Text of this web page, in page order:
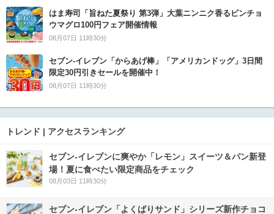
はま寿司「旨ねた夏祭り 第3弾」大葉ニンニク香るビンチョ
ウマグロ100円フェア開催情報
08月07日 11時30分
セブン‐イレブン「からあげ棒」「アメリカンドッグ」3日間
限定30円引きセールを開催中！
08月07日 11時30分
トレンド | アクセスランキング
セブン‐イレブンに爽やか「レモン」スイーツ＆パン新登
場！夏に食べたい限定商品をチェック
08月03日 11時30分
セブン‐イレブン「よくばりサンド」シリーズ新作チョコ